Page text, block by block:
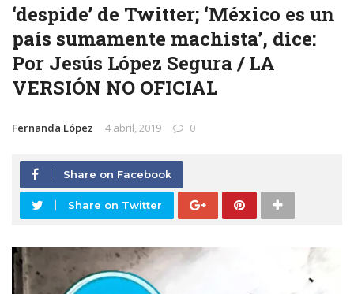
‘despide’ de Twitter; ‘México es un
país sumamente machista’, dice:
Por Jesús López Segura / LA
VERSIÓN NO OFICIAL
Fernanda López 4 abril, 2019 0
Share on Facebook
Share on Twitter